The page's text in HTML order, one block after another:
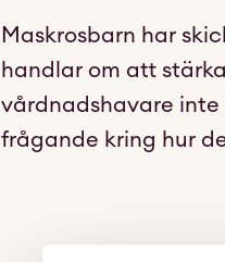
Maskrosbarn har
handlar om att
vårdnadshavare inte
frågande kring hur